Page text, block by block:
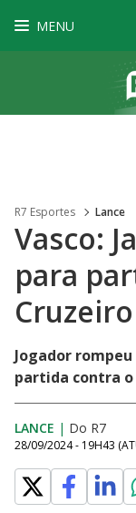
MENU
R7 Esportes Lance
Vasco:
para
Jogador
partida contra o
LANCE | Do R7
28/09/2024 - 19H43